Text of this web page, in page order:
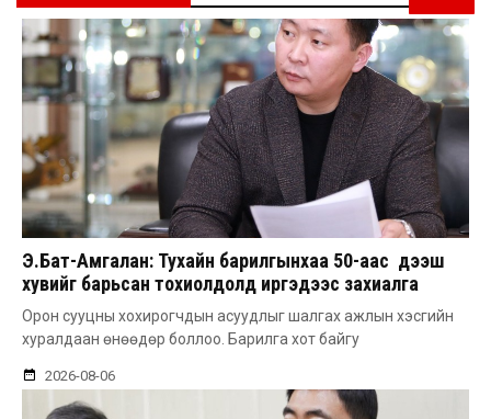
Э.Бат-Амгалан: Тухайн барилгынхаа 50-аас дээш
хувийг барьсан тохиолдолд иргэдээс захиалга
авдаг болгоно
Орон сууцны хохирогчдын асуудлыг шалгах ажлын хэсгийн
хуралдаан өнөөдөр боллоо. Барилга хот байгу
2026-08-06